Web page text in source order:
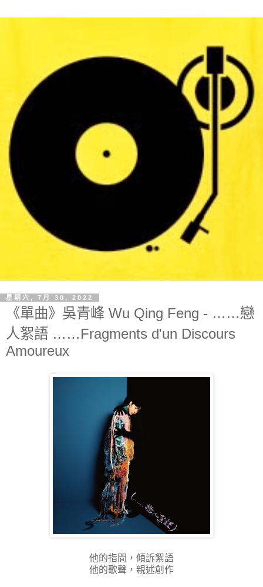
星期六, 7月 30, 2022
《單曲》吳青峰 Wu Qing Feng - ……戀
人絮語 ……Fragments d'un Discours
Amoureux
他的指間，傾訴絮語
他的歌聲，親述創作